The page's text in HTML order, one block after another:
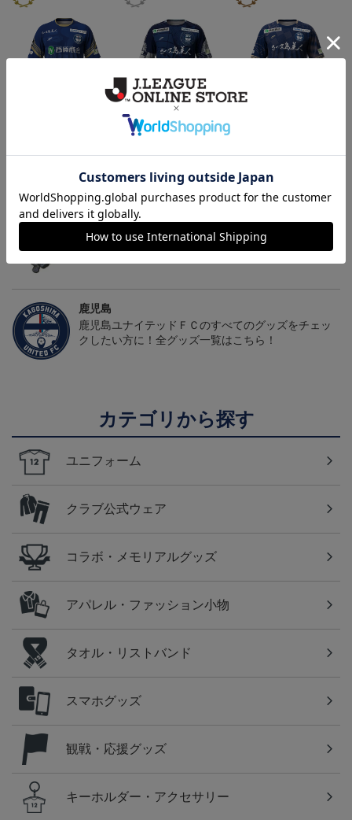
【値引き】【すぐにお届
クユニフォーム FP1st
オーセンティックユニフ
トピックス
鹿児島
躍動感あふれる「ゆないくー」など、多彩なデザイ
鹿児島
鹿児島ユナイテッドＦＣのすべてのグッズをチェッ
クしたい方に！全グッズ一覧はこちら！
カテゴリから探す
ユニフォーム
クラブ公式ウェア
コラボ・メモリアルグッズ
アパレル・ファッション小物
タオル・リストバンド
スマホグッズ
観戦・応援グッズ
キーホルダー・アクセサリー